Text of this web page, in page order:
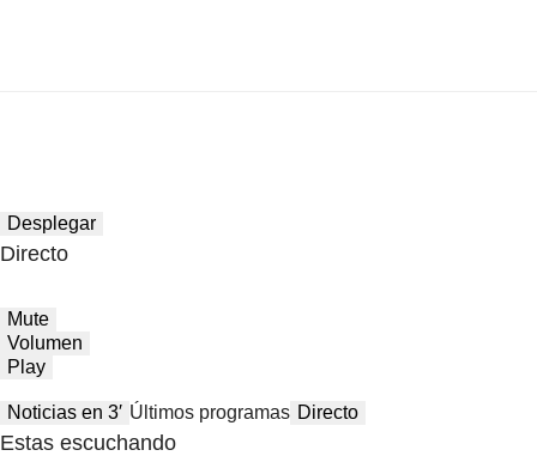
Desplegar
Directo
Mute
Volumen
Play
Noticias en 3′ Últimos programas Directo
Estas escuchando